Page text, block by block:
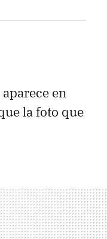
en
la foto que